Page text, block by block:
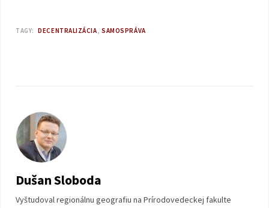
TAGY: DECENTRALIZÁCIA SAMOSPRÁVA
Dušan Sloboda
Vyštudoval regionálnu geografiu na Prírodovedeckej fakulte